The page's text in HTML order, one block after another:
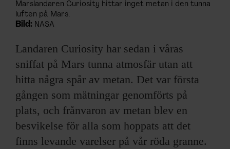
Marslandaren Curiosity hittar inget metan i den tunna
luften på Mars.
Bild: NASA
Landaren Curiosity har sedan i våras
sniffat på Mars tunna atmosfär utan att
hitta några spår av metan. Det var första
gången som mätningar genomförts på
plats, och frånvaron av metan blev en
besvikelse för alla som hoppats att det
finns levande varelser på vår röda granne.